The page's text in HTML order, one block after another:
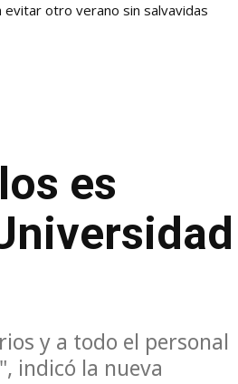
evitar otro verano sin salvavidas
es
y a todo el personal
indicó la nueva